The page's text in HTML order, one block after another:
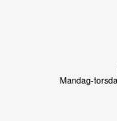
Mandag-